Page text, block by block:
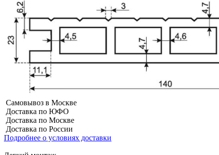
Самовывоз в Москве
Доставка по ЮФО
Доставка по Москве
Доставка по России
Подробнее о условиях доставки